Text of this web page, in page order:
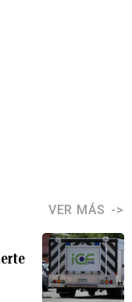
VER MÁS